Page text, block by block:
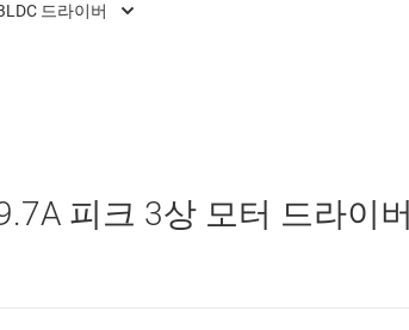
인터페이스
드라이버
피크 3상 모터 드라이버